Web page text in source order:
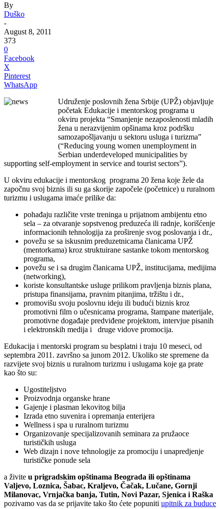
By
Duško
-
August 8, 2011
373
0
Facebook
X
Pinterest
WhatsApp
Udruženje poslovnih žena Srbije (UPŽ) objavljuje
početak Edukacije i mentorskog programa u
okviru projekta “Smanjenje nezaposlenosti mladih
žena u nerazvijenim opšinama kroz podršku
samozapošljavanju u sektoru usluga i turizma”
(“Reducing young women unemployment in
Serbian underdeveloped municipalities by
supporting self-employment in service and tourist sectors”).
U okviru edukacije i mentorskog programa 20 žena koje žele da
započnu svoj biznis ili su ga skorije započele (početnice) u ruralnom
turizmu i uslugama imaće prilike da:
pohađaju različite vrste treninga u prijatnom ambijentu etno
sela – za otvaranje sopstvenog preduzeća ili radnje, korišćenje
informacionih tehnologija za proširenje svog poslovanja i dr.,
povežu se sa iskusnim preduzetnicama članicama UPŽ
(mentorkama) kroz struktuirane sastanke tokom mentorskog
programa,
povežu se i sa drugim članicama UPŽ, institucijama, medijima
(networking),
koriste konsultantske usluge prilikom pravljenja biznis plana,
pristupa finansijama, pravnim pitanjima, tržištu i dr.,
promovišu svoju poslovnu ideju ili budući biznis kroz
promotivni film o učesnicama programa, štampane materijale,
promotivne događaje predviđene projektom, intervjue pisanih
i elektronskih medija i druge vidove promocija.
Edukacija i mentorski program su besplatni i traju 10 meseci, od
septembra 2011. završno sa junom 2012. Ukoliko ste spremene da
razvijete svoj biznis u ruralnom turizmu i uslugama koje ga prate
kao što su:
Ugostiteljstvo
Proizvodnja organske hrane
Gajenje i plasman lekovitog bilja
Izrada etno suvenira i opremanja enterijera
Wellness i spa u ruralnom turizmu
Organizovanje specijalizovanih seminara za pružaoce
turističkih usluga
Web dizajn i nove tehnologije za promociju i unapredjenje
turističke ponude sela
a živite u prigradskim opštinama Beograda ili opštinama
Valjevo, Loznica, Šabac, Kraljevo, Čačak, Lučane, Gornji
Milanovac, Vrnjačka banja, Tutin, Novi Pazar, Sjenica i Raška
pozivamo vas da se prijavite tako što ćete popuniti upitnik za buduce